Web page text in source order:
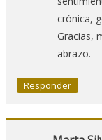
crónica,
Gracias,
abrazo.
Responder